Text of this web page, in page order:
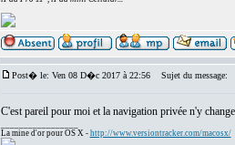
Post� le: Ven 08 D�c 2017 à 22:56 Sujet du message:
C'est pareil pour moi et la navigation privée n'y
La mine d'or pour OS X - http://www.versiontracker.com/macosx/